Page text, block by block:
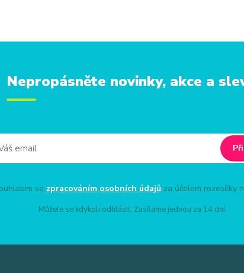
Nepropásněte novinky, akce a
se zpracováním osobních údajůza účelem rozesílky
Můžete se kdykoli odhlásit. Zasíláme jednou za 14 dní.